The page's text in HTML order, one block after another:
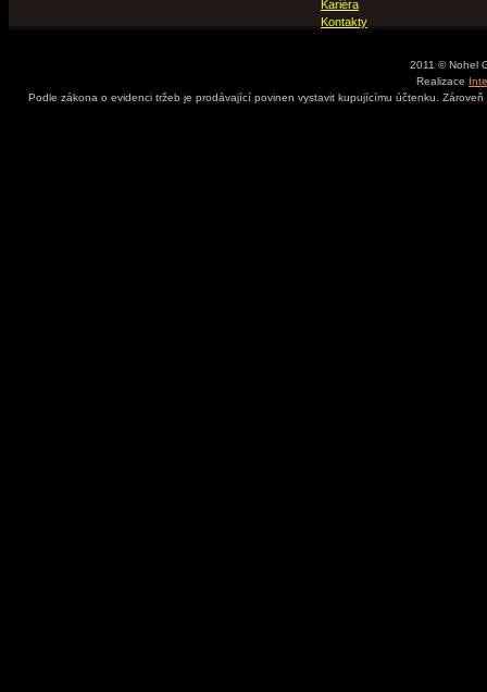
Kariéra
Kontakty
2011 © Nohel
Realizace
Podle zákona o evidenci tržeb je prodávající povinen vystavit kupujícímu účtenku.